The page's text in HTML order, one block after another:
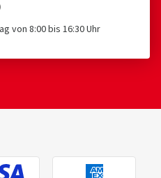
von 8:00 bis 16:30 Uhr